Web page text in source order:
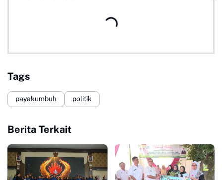
Tags
payakumbuh politik
Berita Terkait